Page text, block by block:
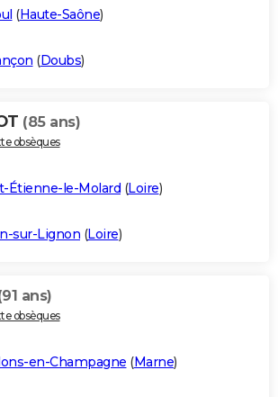
(Haute-Saône)
(Doubs)
(85 ans)
obsèques
Étienne-le-Molard (Loire)
sur-Lignon (Loire)
ans)
obsèques
en-Champagne (Marne)